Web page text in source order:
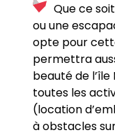
Que ce
ou une
opte pour
permettra
beauté de
toutes les
(location
à obstacles